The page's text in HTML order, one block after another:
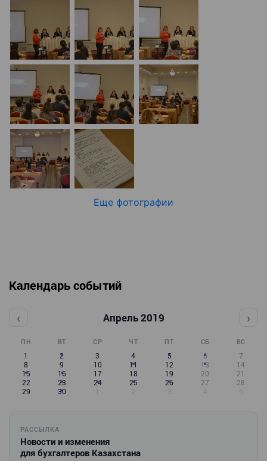
Еще фотографии
Календарь событий
‹ Апрель 2019 ›
ПН ВТ СР ЧТ ПТ СБ ВС
1 2 3 4 5 6
7
8
9 10 11 12 13
14
15
16 17 18 19 20
21
22
23 24 25 26 27
28
29
30 1 2 3 4 5
РАССЫЛКА
Новости и изменения
для бухгалтеров Казахстана